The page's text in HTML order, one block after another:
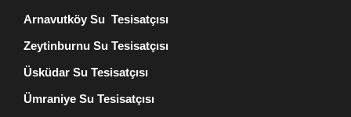
Arnavutköy Su Tesisatçısı
Zeytinburnu Su Tesisatçısı
Üsküdar Su Tesisatçısı
Ümraniye Su Tesisatçısı